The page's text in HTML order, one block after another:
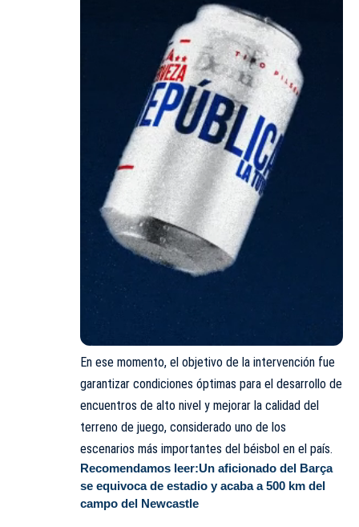
En ese momento, el objetivo de la intervención fue
garantizar condiciones óptimas para el desarrollo de
encuentros de alto nivel y mejorar la calidad del
terreno de juego, considerado uno de los
escenarios más importantes del béisbol en el país.
Recomendamos leer:Un aficionado del Barça
se equivoca de estadio y acaba a 500 km del
campo del Newcastle